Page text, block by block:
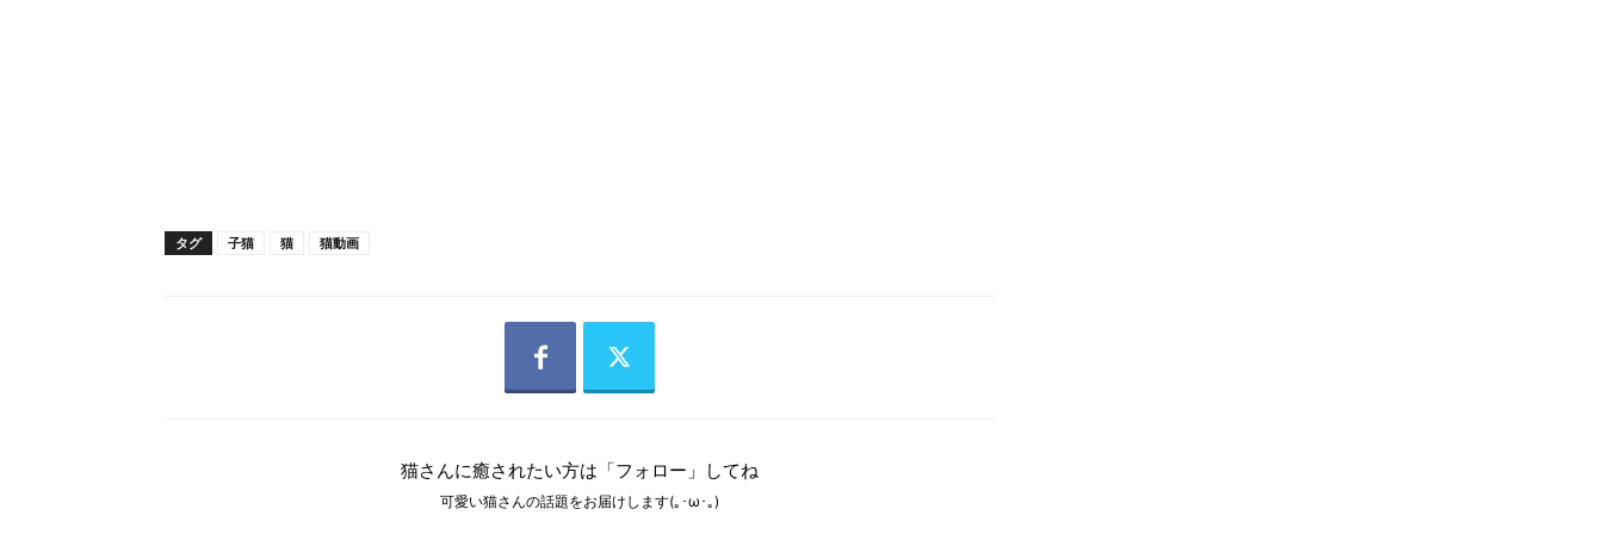
タグ 子猫 猫 猫動画
猫さんに癒されたい方は「フォロー」してね
可愛い猫さんの話題をお届けします(｡･ω･｡)